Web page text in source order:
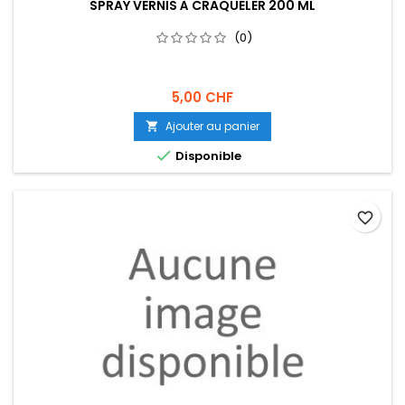
SPRAY VERNIS À CRAQUELER 200 ML
(0)
5,00 CHF
 Ajouter au panier
 Disponible
favorite_border